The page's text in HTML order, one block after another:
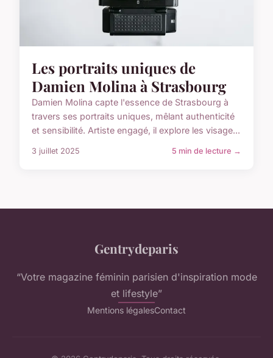
Les portraits uniques de
Damien Molina à Strasbourg
Damien Molina capte l'essence de Strasbourg à
travers ses portraits uniques, mêlant authenticité
et sensibilité. Artiste engagé, il explore les visage...
3 juillet 2025 5 min de lecture →
Gentrydeparis
“Votre magazine féminin parisien d'inspiration mode
et lifestyle”
Mentions légalesContact